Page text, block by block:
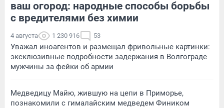
ваш огород: народные способы борьбы
с вредителями без химии
4 августа 1 230 916 53
Уважал иноагентов и размещал фривольные картинки:
эксклюзивные подробности задержания в Волгограде
мужчины за фейки об армии
Медведицу Майю, жившую на цепи в Приморье,
познакомили с гималайским медведем Фиником